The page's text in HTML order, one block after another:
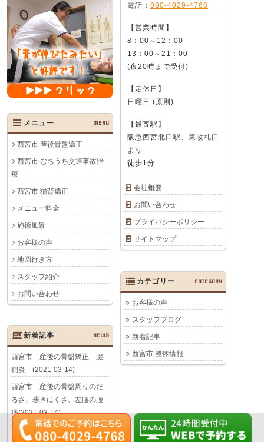
メニュー MENU
西宮市 産後骨盤矯正
西宮市 むちうち交通事故治
療
西宮市 猫背矯正
メニュー料金
施術風景
お客様の声
地図行き方
スタッフ紹介
お問い合わせ
電話： 080-4029-4768
【営業時間】
8：00～12：00
13：00～21：00
(夜20時まで受付)
【定休日】
日曜日 (原則)
【最寄駅】
阪急西宮北口駅、東改札口
より
徒歩1分
会社概要
お問い合わせ
プライバシーポリシー
サイトマップ
カテゴリー CATEGORY
お客様の声
スタッフブログ
新着記事
西宮市 整体情報
新着記事 NEWS
西宮市 産後の骨盤矯正 腱
鞘炎 (2021-03-14)
西宮市 産後の骨盤周りのだ
るさ、歩きにくさ、左腰の腰
痛(2021-03-14)
西宮市 産後の骨盤のぐらつ